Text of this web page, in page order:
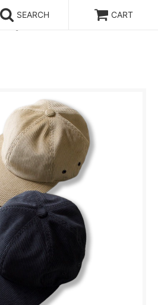
SEARCH CART